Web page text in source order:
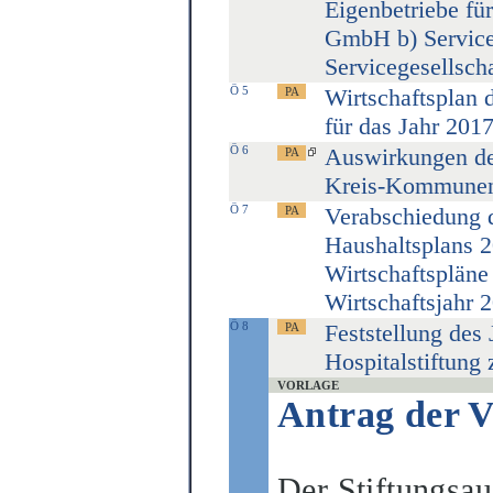
Eigenbetriebe
GmbH b)
Ö 5
Wirtschaftsplan
für das Jahr 2017
Ö 6
Auswirkungen
Kreis-
Ö 7
Verabschiedung
Haushaltsplans
Wirtschaftsjahr
Ö 8
Feststellung des
Hospitalstiftung
VORLAGE
Antrag der